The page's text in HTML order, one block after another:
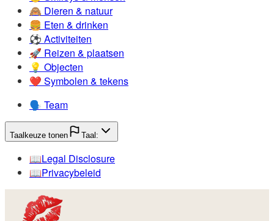
🙈️ Dieren & natuur
🍔️ Eten & drinken
⚽️ Activiteiten
🚀️ Reizen & plaatsen
💡️ Objecten
❤️ Symbolen & tekens
🗣️ Team
Taalkeuze tonen Taal:
📖️Legal Disclosure
📖️Privacybeleid